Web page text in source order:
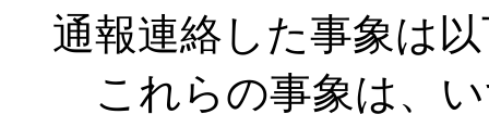
通報連絡した事象は
これらの事象は、